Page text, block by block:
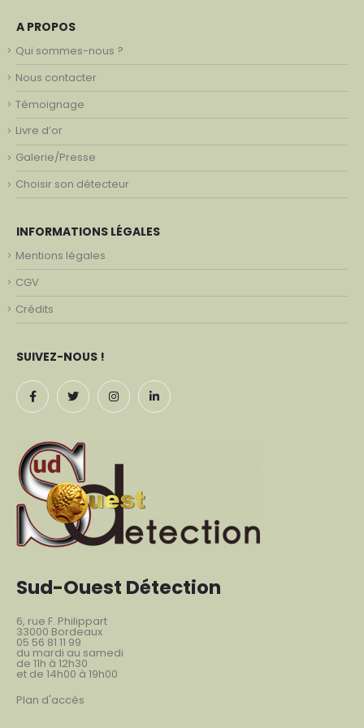
A PROPOS
Qui sommes-nous ?
Nous contacter
Témoignage
Livre d’or
Galerie/Presse
Choisir son détecteur
INFORMATIONS LÉGALES
Mentions légales
CGV
Crédits
SUIVEZ-NOUS !
Sud-Ouest Détection
6, rue F. Philippart
33000 Bordeaux
05 56 81 11 99
du mardi au samedi
de 11h à 12h30
et de 14h00 à 19h00
Plan d'accès